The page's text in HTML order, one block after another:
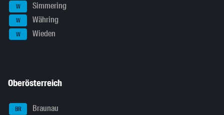
W Simmering
W Währing
W Wieden
Oberösterreich
BR Braunau